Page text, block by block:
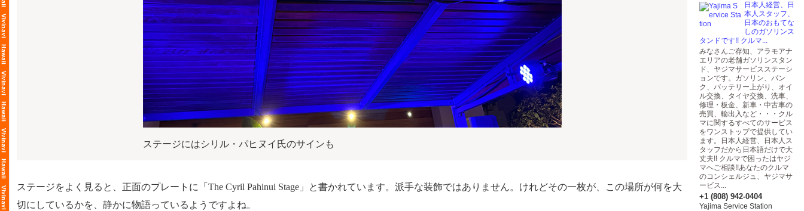
ステージにはシリル・パヒヌイ氏のサインも
ステージをよく見ると、正面のプレートに「The Cyril Pahinui Stage」と書かれています。派手な装飾ではありません。けれどその一枚が、この場所が何を大
切にしているかを、静かに物語っているようですよね。
日本人経営、日
本人スタッフ、
日本のおもてな
しのガソリンス
タンドです!! クルマ...
みなさんご存知、アラモアナ
エリアの老舗ガソリンスタン
ド、ヤジマサービスステーシ
ョンです。ガソリン、パン
ク、バッテリー上がり、オイ
ル交換、タイヤ交換、洗車、
修理・板金、新車・中古車の
売買、輸出入など・・・クル
マに関するすべてのサービス
をワンストップで提供してい
ます。日本人経営、日本人ス
タッフだから日本語だけで大
丈夫!! クルマで困ったはヤジ
マへご相談!!あなたのクルマ
のコンシェルジュ、ヤジマサ
ービス...
+1 (808) 942-0404
Yajima Service Station